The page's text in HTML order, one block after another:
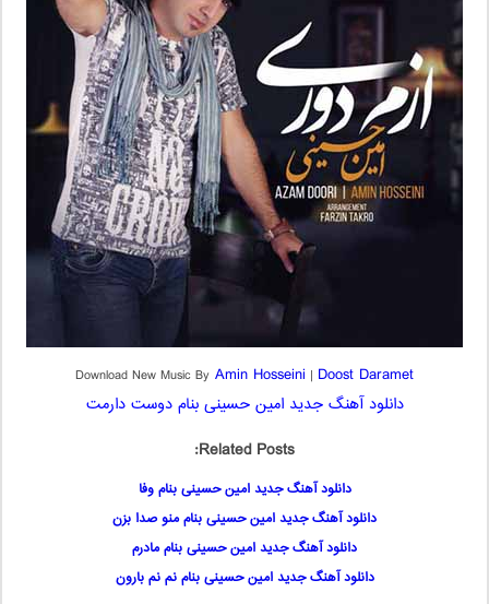
Download New Music By Amin Hosseini | Doost Daramet
دانلود آهنگ جدید امین حسینی بنام دوست دارمت
Related Posts:
دانلود آهنگ جدید امین حسینی بنام وفا
دانلود آهنگ جدید امین حسینی بنام منو صدا بزن
دانلود آهنگ جدید امین حسینی بنام مادرم
دانلود آهنگ جدید امین حسینی بنام نم نم بارون